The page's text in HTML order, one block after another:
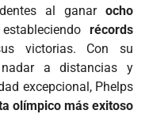
al ganar ocho
récords
victorias. Con su
nadar a distancias y
excepcional, Phelps
olímpico más exitoso